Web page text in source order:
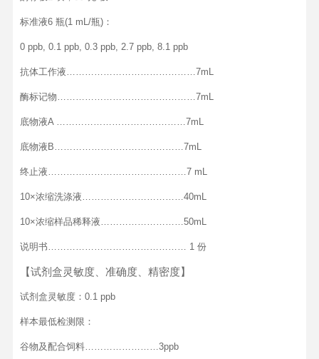
标准液6 瓶(1 mL/瓶)：
0 ppb, 0.1 ppb, 0.3 ppb, 2.7 ppb, 8.1 ppb
抗体工作液……………………………………7mL
酶标记物………………………………………7mL
底物液A ……………………………………7mL
底物液B……………………………………7mL
终止液………………………………………7 mL
10×浓缩洗涤液……………………………40mL
10×浓缩样品稀释液………………………50mL
说明书……………………………………… 1 份
【试剂盒灵敏度、准确度、精密度】
试剂盒灵敏度：0.1 ppb
样本最低检测限：
谷物及配合饲料……………………3ppb